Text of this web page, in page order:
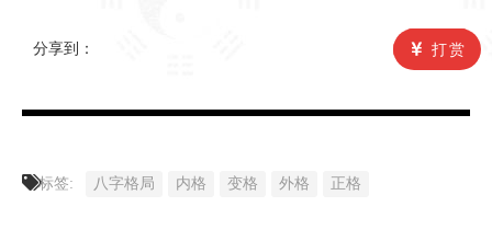
分享到： 打赏
标签: 八字格局 内格 变格 外格 正格